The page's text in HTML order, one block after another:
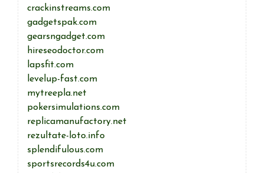
crackinstreams.com
gadgetspak.com
gearsngadget.com
hireseodoctor.com
lapsfit.com
levelup-fast.com
mytreepla.net
pokersimulations.com
replicamanufactory.net
rezultate-loto.info
splendifulous.com
sportsrecords4u.com